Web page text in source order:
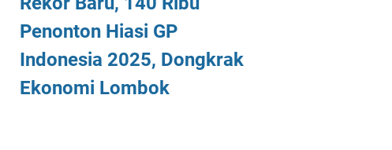
Penonton Hiasi GP
Indonesia 2025, Dongkrak
Ekonomi Lombok